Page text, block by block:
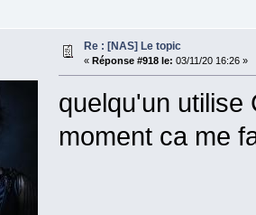
Re : [NAS] Le topic
« Réponse #918 le: 03/11/20 16:26 »
quelqu'un utilise
moment ca me